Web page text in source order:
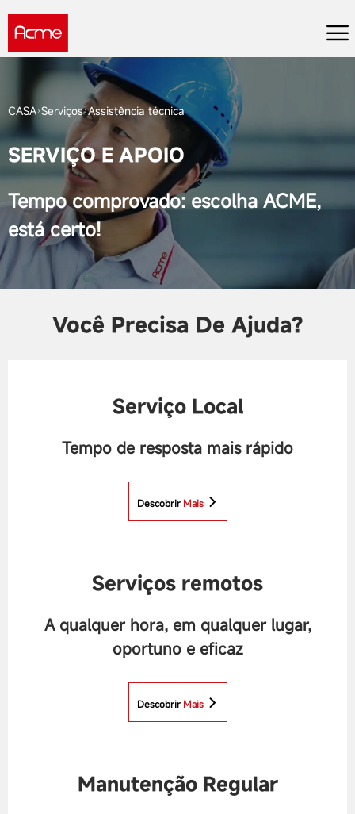
CASA Serviços Assistência técnica
SERVIÇO E APOIO
Tempo comprovado: escolha ACME,
está certo!
Você Precisa De Ajuda?
Serviço Local
Tempo de resposta mais rápido
Descobrir Mais
Serviços remotos
A qualquer hora, em qualquer lugar,
oportuno e eficaz
Descobrir Mais
Manutenção Regular